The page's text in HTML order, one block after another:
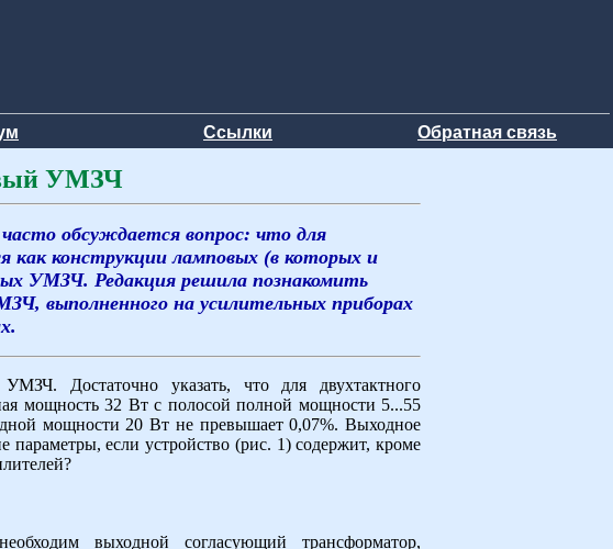
Ссылки Обратная связь
УМЗЧ
обсуждается вопрос: что для
конструкции ламповых (в которых и
УМЗЧ. Редакция решила познакомить
выполненного на усилительных приборах
Достаточно указать, что для двухтактного
мощность 32 Вт с полосой полной мощности 5...55
мощности 20 Вт не превышает 0,07%. Выходное
параметры, если устройство (рис. 1) содержит, кроме
выходной согласующий трансформатор,